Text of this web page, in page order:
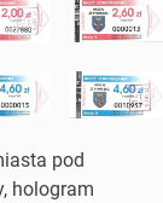
pod
hologram